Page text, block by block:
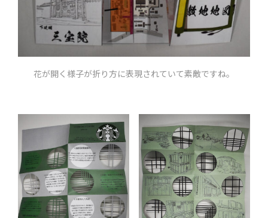
花が開く様子が折り方に表現されていて素敵ですね。